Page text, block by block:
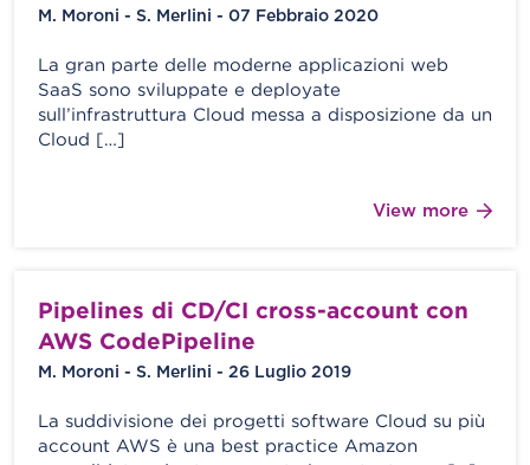
M. Moroni - S. Merlini - 07 Febbraio 2020
La gran parte delle moderne applicazioni web
SaaS sono sviluppate e deployate
sull’infrastruttura Cloud messa a disposizione da un
Cloud […]
View more
Pipelines di CD/CI cross-account con
AWS CodePipeline
M. Moroni - S. Merlini - 26 Luglio 2019
La suddivisione dei progetti software Cloud su più
account AWS è una best practice Amazon